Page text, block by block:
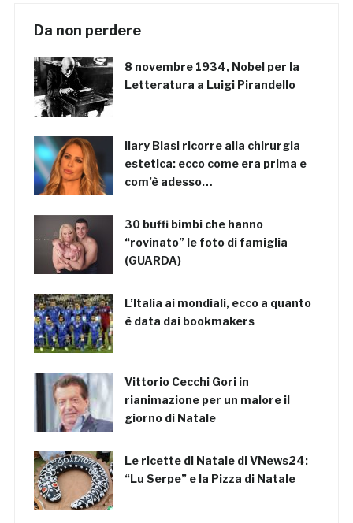
Da non perdere
8 novembre 1934, Nobel per la
Letteratura a Luigi Pirandello
Ilary Blasi ricorre alla chirurgia
estetica: ecco come era prima e
com’è adesso…
30 buffi bimbi che hanno
“rovinato” le foto di famiglia
(GUARDA)
L’Italia ai mondiali, ecco a quanto
è data dai bookmakers
Vittorio Cecchi Gori in
rianimazione per un malore il
giorno di Natale
Le ricette di Natale di VNews24:
“Lu Serpe” e la Pizza di Natale